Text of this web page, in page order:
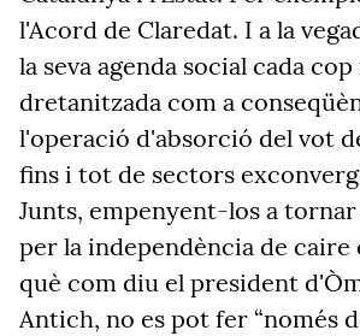
l'Acord de Claredat. I a la
la seva agenda social cada cop
dretanitzada com a
l'operació d'absorció del vot
fins i tot de sectors
Junts, empenyent-los a
per la independència de caire
què com diu el president
Antich, no es pot fer “només